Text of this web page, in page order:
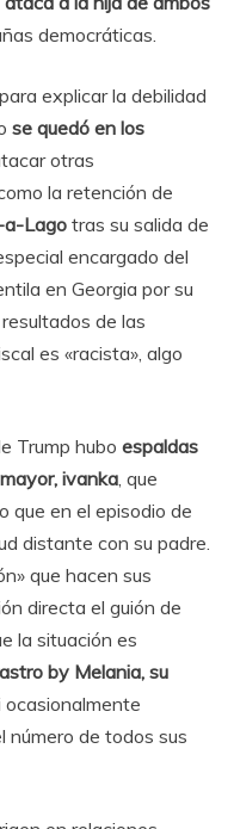
democráticas.
explicar la debilidad
se quedó en los
otras
la retención de
a-Lago tras su salida de
encargado del
en Georgia por su
de las
es «racista», algo
Trump hubo espaldas
ivanka, que
que en el episodio de
distante con su padre.
que hacen sus
directa el guión de
la situación es
by Melania, su
número de todos sus